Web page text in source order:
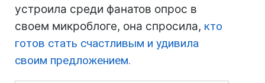
устроила среди фанатов опрос в
своем микроблоге, она спросила, кто
готов стать счастливым и удивила
своим предложением.